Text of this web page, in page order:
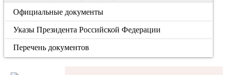
Официальные документы
Указы Президента Российской Федерации
Перечень документов